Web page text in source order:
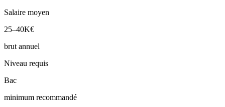
Salaire moyen
25–40K€
brut annuel
Niveau requis
Bac
minimum recommandé